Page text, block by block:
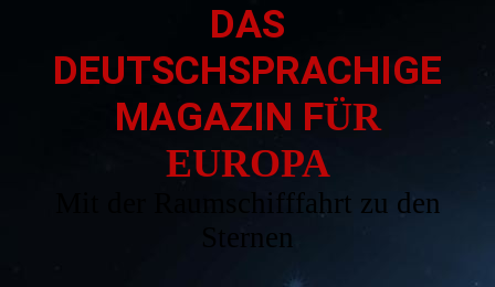
DAS
DEUTSCHSPRACHIGE
MAGAZIN FÜR
EUROPA
Mit der Raumschifffahrt zu den
Sternen